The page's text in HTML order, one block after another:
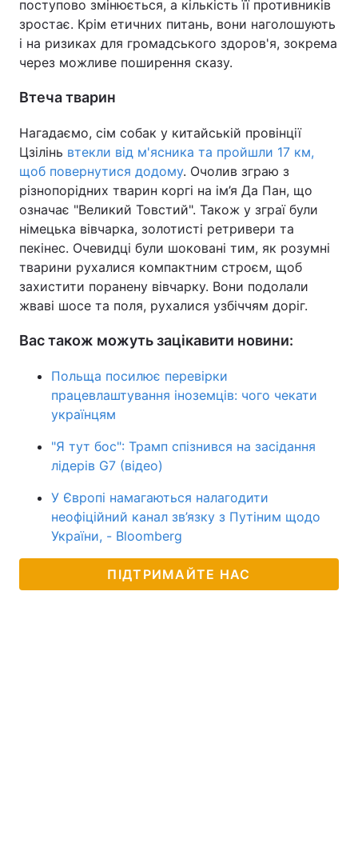
поступово змінюється, а кількість її противників
зростає. Крім етичних питань, вони наголошують
і на ризиках для громадського здоров'я, зокрема
через можливе поширення сказу.
Втеча тварин
Нагадаємо, сім собак у китайській провінції
Цзілінь втекли від м'ясника та пройшли 17 км,
щоб повернутися додому. Очолив зграю з
різнопорідних тварин коргі на ім’я Да Пан, що
означає "Великий Товстий". Також у зграї були
німецька вівчарка, золотисті ретривери та
пекінес. Очевидці були шоковані тим, як розумні
тварини рухалися компактним строєм, щоб
захистити поранену вівчарку. Вони подолали
жваві шосе та поля, рухалися узбіччям доріг.
Вас також можуть зацікавити новини:
Польща посилює перевірки
працевлаштування іноземців: чого чекати
українцям
"Я тут бос": Трамп спізнився на засідання
лідерів G7 (відео)
У Європі намагаються налагодити
неофіційний канал зв’язку з Путіним щодо
України, - Bloomberg
ПІДТРИМАЙТЕ НАС